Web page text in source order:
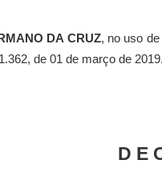
DA CRUZ, no uso
de 01 de março de 2019.
D E